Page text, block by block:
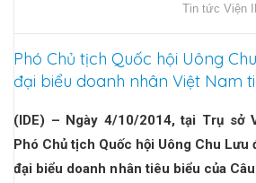
Tin tức Viện
Phó Chủ tịch Quốc hội Uông
đại biểu doanh nhân Việt Nam
(IDE) – Ngày 4/10/2014, tại Trụ sở
Phó Chủ tịch Quốc hội Uông Chu Lưu
đại biểu doanh nhân tiêu biểu của